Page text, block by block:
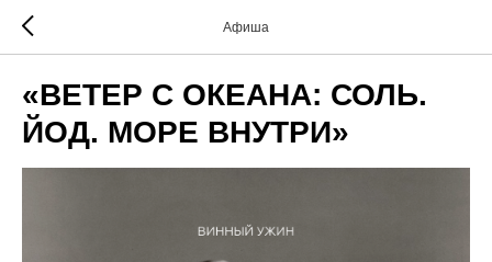
Афиша
«ВЕТЕР С ОКЕАНА: СОЛЬ.
ЙОД. МОРЕ ВНУТРИ»